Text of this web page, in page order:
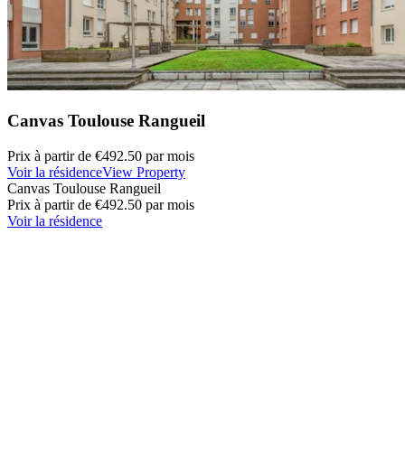
Canvas Toulouse Rangueil
Prix à partir de €492.50 par mois
Voir la résidenceView Property
Canvas Toulouse Rangueil
Prix à partir de €492.50 par mois
Voir la résidence